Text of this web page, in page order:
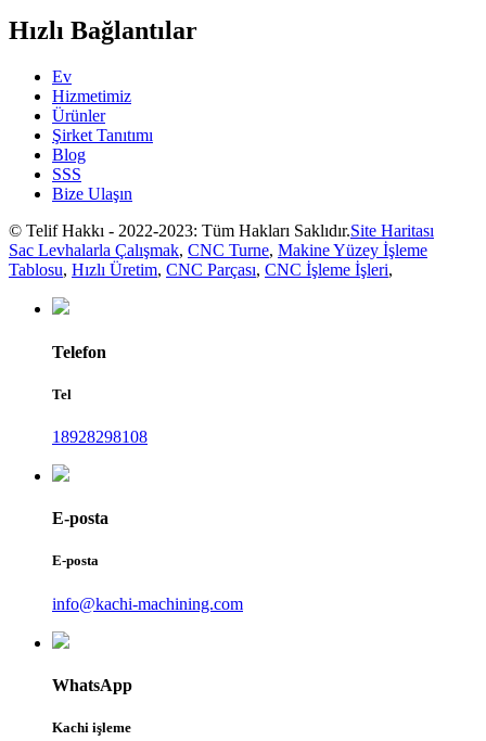
Hızlı Bağlantılar
Ev
Hizmetimiz
Ürünler
Şirket Tanıtımı
Blog
SSS
Bize Ulaşın
© Telif Hakkı - 2022-2023: Tüm Hakları Saklıdır.Site Haritası
Sac Levhalarla Çalışmak, CNC Turne, Makine Yüzey İşleme
Tablosu, Hızlı Üretim, CNC Parçası, CNC İşleme İşleri,
Telefon
Tel
18928298108
E-posta
E-posta
info@kachi-machining.com
WhatsApp
Kachi işleme